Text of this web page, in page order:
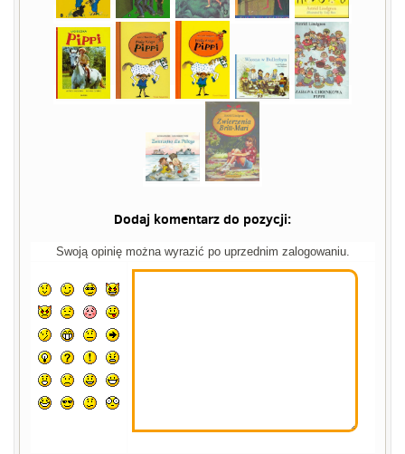
Dodaj komentarz do pozycji:
Swoją opinię można wyrazić po uprzednim zalogowaniu.